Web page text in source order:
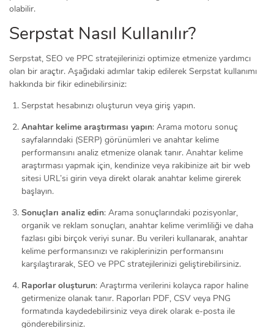
olabilir.
Serpstat Nasıl Kullanılır?
Serpstat, SEO ve PPC stratejilerinizi optimize etmenize yardımcı
olan bir araçtır. Aşağıdaki adımlar takip edilerek Serpstat kullanımı
hakkında bir fikir edinebilirsiniz:
Serpstat hesabınızı oluşturun veya giriş yapın.
Anahtar kelime araştırması yapın: Arama motoru sonuç
sayfalarındaki (SERP) görünümleri ve anahtar kelime
performansını analiz etmenize olanak tanır. Anahtar kelime
araştırması yapmak için, kendinize veya rakibinize ait bir web
sitesi URL’si girin veya direkt olarak anahtar kelime girerek
başlayın.
Sonuçları analiz edin: Arama sonuçlarındaki pozisyonlar,
organik ve reklam sonuçları, anahtar kelime verimliliği ve daha
fazlası gibi birçok veriyi sunar. Bu verileri kullanarak, anahtar
kelime performansınızı ve rakiplerinizin performansını
karşılaştırarak, SEO ve PPC stratejilerinizi geliştirebilirsiniz.
Raporlar oluşturun: Araştırma verilerini kolayca rapor haline
getirmenize olanak tanır. Raporları PDF, CSV veya PNG
formatında kaydedebilirsiniz veya direk olarak e-posta ile
gönderebilirsiniz.